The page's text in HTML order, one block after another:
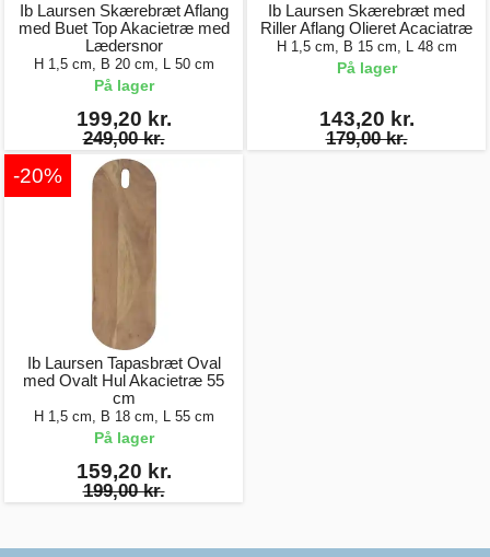
Ib Laursen Skærebræt Aflang
med Buet Top Akacietræ med
Lædersnor
H 1,5 cm, B 20 cm, L 50 cm
På lager
199,20 kr.
249,00 kr.
Ib Laursen Skærebræt med
Riller Aflang Olieret Acaciatræ
H 1,5 cm, B 15 cm, L 48 cm
På lager
143,20 kr.
179,00 kr.
-20%
Ib Laursen Tapasbræt Oval
med Ovalt Hul Akacietræ 55
cm
H 1,5 cm, B 18 cm, L 55 cm
På lager
159,20 kr.
199,00 kr.